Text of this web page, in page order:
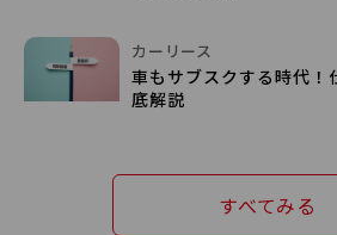
カーリース
車もサブスクする時代！
底解説
すべてみる